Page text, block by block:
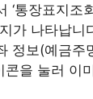
‘통장표지조
가 나타납니
정보(예금주
콘을 눌러